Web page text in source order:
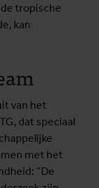
tropische
kan
van het
dat speciaal
met het
”De